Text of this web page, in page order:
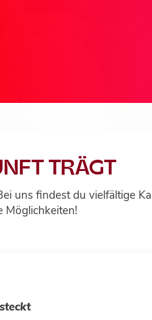
TRÄGT
uns findest du vielfältige
Möglichkeiten!